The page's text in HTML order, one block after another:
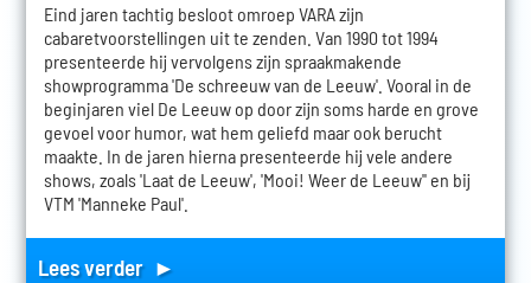
Eind jaren tachtig besloot omroep VARA zijn
cabaretvoorstellingen uit te zenden. Van 1990 tot 1994
presenteerde hij vervolgens zijn spraakmakende
showprogramma 'De schreeuw van de Leeuw'. Vooral in de
beginjaren viel De Leeuw op door zijn soms harde en grove
gevoel voor humor, wat hem geliefd maar ook berucht
maakte. In de jaren hierna presenteerde hij vele andere
shows, zoals 'Laat de Leeuw', 'Mooi! Weer de Leeuw'' en bij
VTM 'Manneke Paul'.
Lees verder ►